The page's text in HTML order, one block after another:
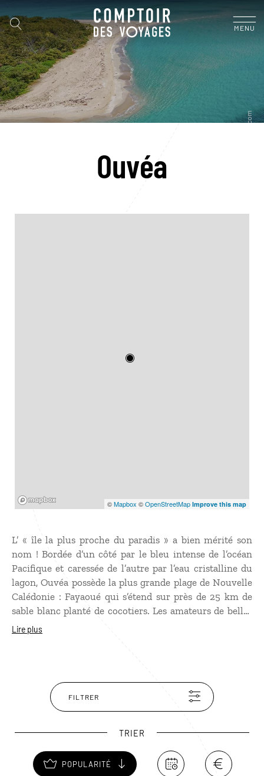
MENU
Ouvéa
©Mapbox ©OpenStreetMap Improve this map
L’ « île la plus proche du paradis » a bien mérité son
nom ! Bordée d’un côté par le bleu intense de l’océan
Pacifique et caressée de l’autre par l’eau cristalline du
lagon, Ouvéa possède la plus grande plage de Nouvelle
Calédonie : Fayaoué qui s’étend sur près de 25 km de
sable blanc planté de cocotiers. Les amateurs de belles
plages se rendront également sur l’île voisine de Mouli,
Beautemps-Beaupré, au nord de l’île. Un sanctuaire
marin unique au monde !
Lire plus
FILTRER
TRIER
POPULARITÉ